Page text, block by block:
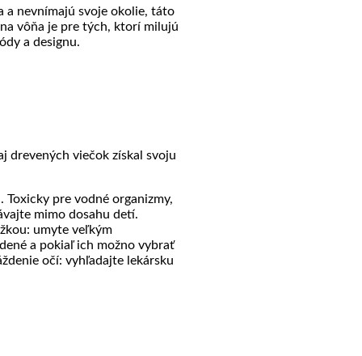
a nevnímajú svoje okolie, táto
vôňa je pre tých, ktorí milujú
a designu.
drevených viečok získal svoju
pre vodné organizmy,
mimo dosahu detí.
umyte veľkým
a pokiaľ ich možno vybrať
očí: vyhľadajte lekársku